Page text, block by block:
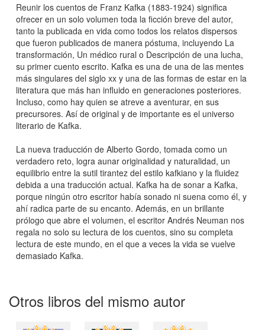
Reunir los cuentos de Franz Kafka (1883-1924) significa
ofrecer en un solo volumen toda la ficción breve del autor,
tanto la publicada en vida como todos los relatos dispersos
que fueron publicados de manera póstuma, incluyendo La
transformación, Un médico rural o Descripción de una lucha,
su primer cuento escrito. Kafka es una de una de las mentes
más singulares del siglo xx y una de las formas de estar en la
literatura que más han influido en generaciones posteriores.
Incluso, como hay quien se atreve a aventurar, en sus
precursores. Así de original y de importante es el universo
literario de Kafka.
La nueva traducción de Alberto Gordo, tomada como un
verdadero reto, logra aunar originalidad y naturalidad, un
equilibrio entre la sutil tirantez del estilo kafkiano y la fluidez
debida a una traducción actual. Kafka ha de sonar a Kafka,
porque ningún otro escritor había sonado ni suena como él, y
ahí radica parte de su encanto. Además, en un brillante
prólogo que abre el volumen, el escritor Andrés Neuman nos
regala no solo su lectura de los cuentos, sino su completa
lectura de este mundo, en el que a veces la vida se vuelve
demasiado Kafka.
Otros libros del mismo autor